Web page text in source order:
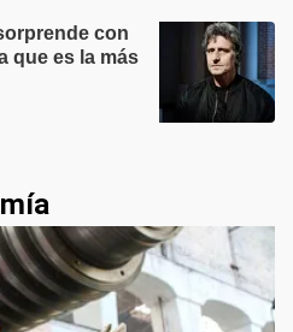
con
que es la más